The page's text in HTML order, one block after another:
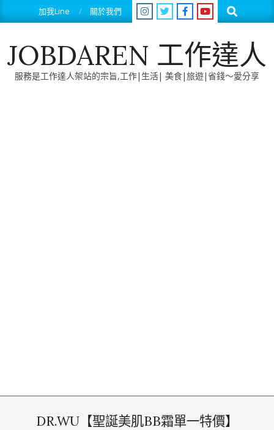
to
加我Line 關於我們 Search
JOBDAREN 工作達人
服務是工作達人架站的宗旨,工作|生活| 美食|旅遊|省錢～愛分享
DR.WU【聖誕美肌BB霜單一特價】